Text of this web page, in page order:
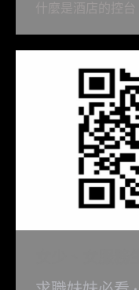
什麼是酒店的控台